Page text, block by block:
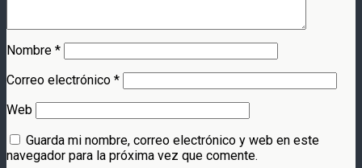
Nombre *
Correo electrónico *
Web
Guarda mi nombre, correo electrónico y web en este
navegador para la próxima vez que comente.